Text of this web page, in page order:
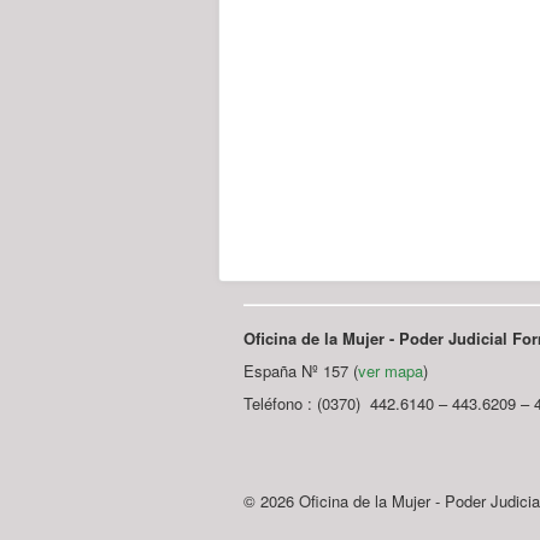
Oficina de la Mujer - Poder Judicial
España Nº 157 (ver mapa)
Teléfono : (0370) 442.6140 – 443.6209 –
© 2026 Oficina de la Mujer - Poder